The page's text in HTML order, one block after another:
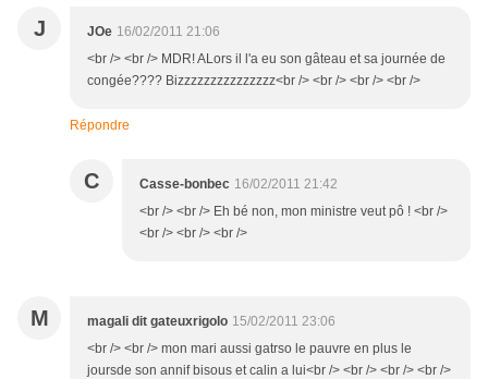
J JOe 16/02/2011 21:06
<br /> <br /> MDR! ALors il l'a eu son gâteau et sa journée de
congée???? Bizzzzzzzzzzzzzzz<br /> <br /> <br /> <br />
Répondre
C Casse-bonbec 16/02/2011 21:42
<br /> <br /> Eh bé non, mon ministre veut pô ! <br />
<br /> <br /> <br />
M magali dit gateuxrigolo 15/02/2011 23:06
<br /> <br /> mon mari aussi gatrso le pauvre en plus le
joursde son annif bisous et calin a lui<br /> <br /> <br /> <br />